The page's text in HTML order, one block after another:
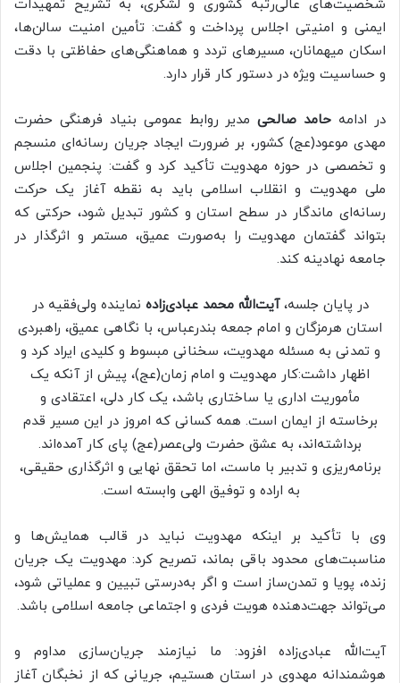
شخصیت‌های عالی‌رتبه کشوری و لشکری، به تشریح تمهیدات
ایمنی و امنیتی اجلاس پرداخت و گفت: تأمین امنیت سالن‌ها،
اسکان میهمانان، مسیرهای تردد و هماهنگی‌های حفاظتی با دقت
و حساسیت ویژه در دستور کار قرار دارد.
در ادامه حامد صالحیمدیر روابط عمومی بنیاد فرهنگی حضرت
مهدی موعود(عج) کشور، بر ضرورت ایجاد جریان رسانه‌ای منسجم
و تخصصی در حوزه مهدویت تأکید کرد و گفت: پنجمین اجلاس
ملی مهدویت و انقلاب اسلامی باید به نقطه آغاز یک حرکت
رسانه‌ای ماندگار در سطح استان و کشور تبدیل شود، حرکتی که
بتواند گفتمان مهدویت را به‌صورت عمیق، مستمر و اثرگذار در
جامعه نهادینه کند.
در پایان جلسه،آیت‌الله محمد عبادی‌زاده نماینده ولی‌فقیه در
استان هرمزگان و امام جمعه بندرعباس، با نگاهی عمیق، راهبردی
و تمدنی به مسئله مهدویت، سخنانی مبسوط و کلیدی ایراد کرد و
اظهار داشت:کار مهدویت و امام زمان(عج)، پیش از آنکه یک
مأموریت اداری یا ساختاری باشد، یک کار دلی، اعتقادی و
برخاسته از ایمان است. همه کسانی که امروز در این مسیر قدم
برداشته‌اند، به عشق حضرت ولی‌عصر(عج) پای کار آمده‌اند.
برنامه‌ریزی و تدبیر با ماست، اما تحقق نهایی و اثرگذاری حقیقی،
به اراده و توفیق الهی وابسته است.
وی با تأکید بر اینکه مهدویت نباید در قالب همایش‌ها و
مناسبت‌های محدود باقی بماند، تصریح کرد: مهدویت یک جریان
زنده، پویا و تمدن‌ساز است و اگر به‌درستی تبیین و عملیاتی شود،
می‌تواند جهت‌دهنده هویت فردی و اجتماعی جامعه اسلامی باشد.
آیت‌الله عبادی‌زاده افزود: ما نیازمند جریان‌سازی مداوم و
هوشمندانه مهدوی در استان هستیم، جریانی که از نخبگان آغاز